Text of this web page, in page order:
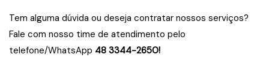
Tem alguma dúvida ou deseja contratar nossos serviços?
Fale com nosso time de atendimento pelo
telefone/WhatsApp 48 3344-2650!